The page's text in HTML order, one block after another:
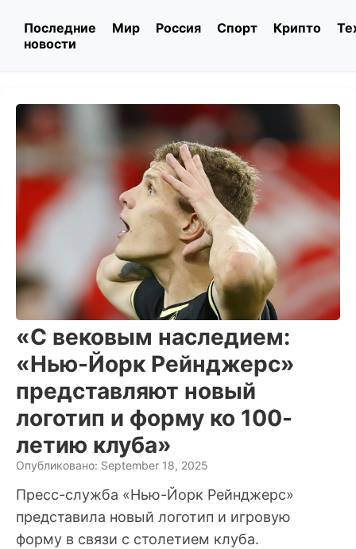
Последние
новости
Мир Россия Спорт Крипто
«С вековым наследием:
«Нью-Йорк Рейнджерс»
представляют новый
логотип и форму ко 100-
летию клуба»
Опубликовано: September 18, 2025
Пресс-служба «Нью-Йорк Рейнджерс»
представила новый логотип и игровую
форму в связи с столетием клуба.